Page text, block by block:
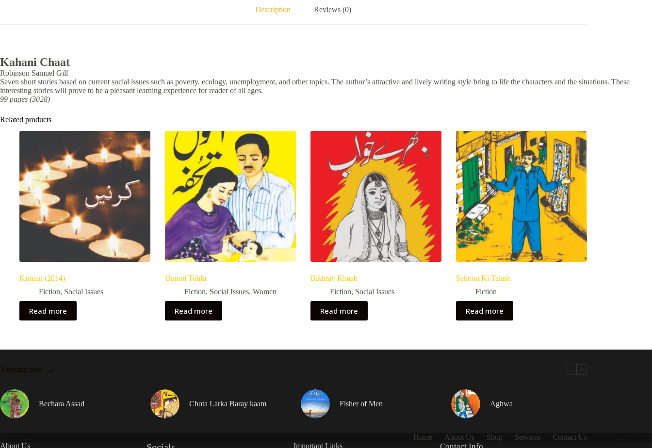
Description Reviews (0)
Kahani Chaat
Robinson Samuel Gill
Seven short stories based on current social issues such as poverty, ecology, unemployment, and other topics. The author’s attractive and lively writing style bring to life the characters and the situations. These
interesting stories will prove to be a pleasant learning experience for reader of all ages.
99 pages (3028)
Related products
Kirnain (2014)
Fiction, Social Issues
Read more
Unmol Tohfa
Fiction, Social Issues, Women
Read more
Bikhray Khaab
Fiction, Social Issues
Read more
Sakoon Ki Talash
Fiction
Read more
Trending now
Bechara Assad Chota Larka Baray kaam Fisher of Men Aghwa
Home About Us Shop Services
Contact Us
About Us
Important Links